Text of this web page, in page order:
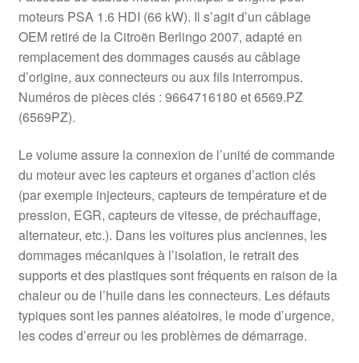
moteurs PSA 1.6 HDI (66 kW). Il s’agit d’un câblage
OEM retiré de la Citroën Berlingo 2007, adapté en
remplacement des dommages causés au câblage
d’origine, aux connecteurs ou aux fils interrompus.
Numéros de pièces clés : 9664716180 et 6569.PZ
(6569PZ).
Le volume assure la connexion de l’unité de commande
du moteur avec les capteurs et organes d’action clés
(par exemple injecteurs, capteurs de température et de
pression, EGR, capteurs de vitesse, de préchauffage,
alternateur, etc.). Dans les voitures plus anciennes, les
dommages mécaniques à l’isolation, le retrait des
supports et des plastiques sont fréquents en raison de la
chaleur ou de l’huile dans les connecteurs. Les défauts
typiques sont les pannes aléatoires, le mode d’urgence,
les codes d’erreur ou les problèmes de démarrage.